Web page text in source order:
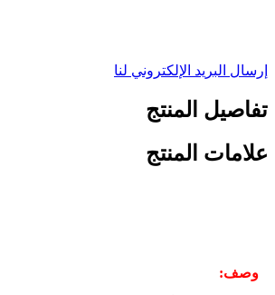
إرسال البريد الإلكتروني لنا
تفاصيل المنتج
علامات المنتج
وصف: